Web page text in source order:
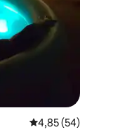
Gemiddelde
4,85 (54)